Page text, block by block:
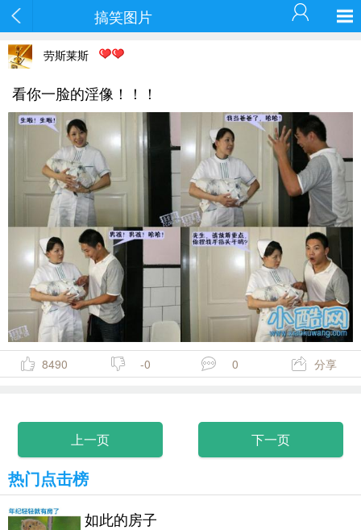
搞笑图片
劳斯莱斯
看你一脸的淫像！！！
8490 -0 0 分享
上一页 下一页
热门点击榜
如此的房子